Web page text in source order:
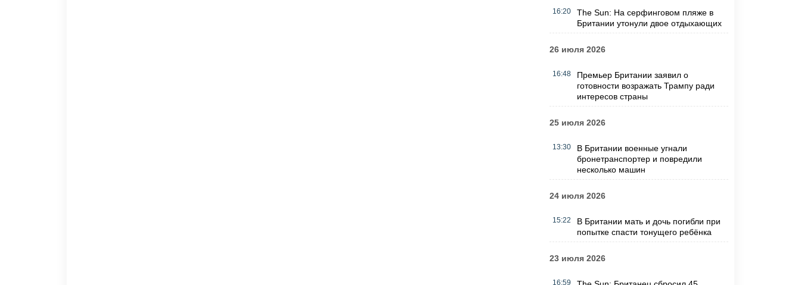
16:20
The Sun: На серфинговом пляже в
Британии утонули двое отдыхающих
26 июля 2026
16:48
Премьер Британии заявил о
готовности возражать Трампу ради
интересов страны
25 июля 2026
13:30
В Британии военные угнали
бронетранспортер и повредили
несколько машин
24 июля 2026
15:22
В Британии мать и дочь погибли при
попытке спасти тонущего ребёнка
23 июля 2026
16:59